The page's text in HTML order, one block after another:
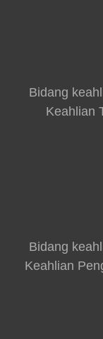
Bidang
Keahlian
Bidang
Keahlian